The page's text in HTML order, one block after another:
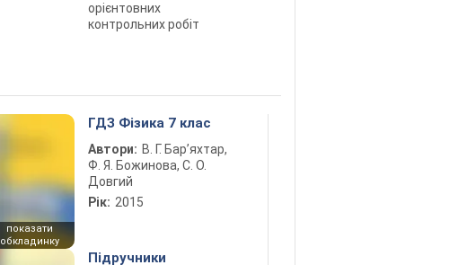
орієнтовних
контрольних робіт
показати
обкладинку
ГДЗ Фізика 7 клас
Автори: В. Г. Бар’яхтар,
Ф. Я. Божинова, С. О.
Довгий
Рік: 2015
Підручники